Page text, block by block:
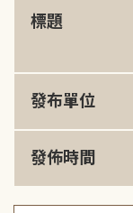
標題
發布單位
發佈時間